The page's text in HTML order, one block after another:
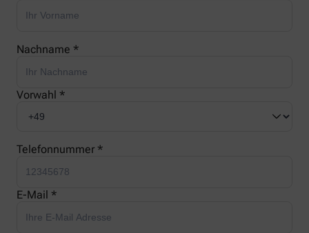
Nachname *
Vorwahl *
Telefonnummer *
E-Mail *